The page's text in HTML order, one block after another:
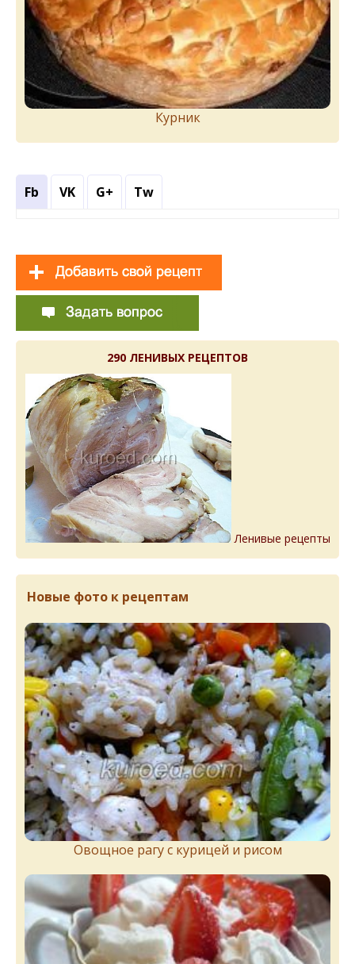
Курник
Fb VK G+ Tw
290 ЛЕНИВЫХ РЕЦЕПТОВ
Ленивые рецепты
Новые фото к рецептам
Овощное рагу с курицей и рисом